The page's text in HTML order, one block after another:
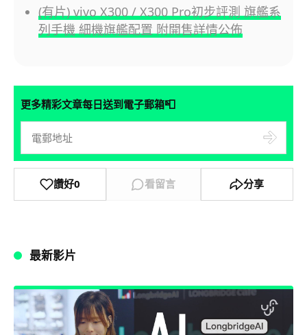
(有片) vivo X300 / X300 Pro初步評測 旗艦系
列手機 細機旗艦配置 附開售詳情公佈
更多精彩文章每日送到電子郵箱📮
讚好0 看留言 分享
最新影片